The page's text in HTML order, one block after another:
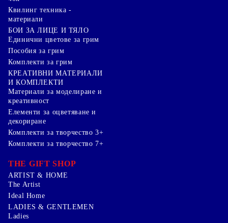
Квилинг техника -
материали
БОИ ЗА ЛИЦЕ И ТЯЛО
Единични цветове за грим
Пособия за грим
Комплекти за грим
КРЕАТИВНИ МАТЕРИАЛИ
И КОМПЛЕКТИ
Mатериали за моделиране и
креативност
Елементи за оцветяване и
декориране
Комплекти за творчество 3+
Комплекти за творчество 7+
THE GIFT SHOP
ARTIST & HOME
The Artist
Ideal Home
LADIES & GENTLEMEN
Ladies